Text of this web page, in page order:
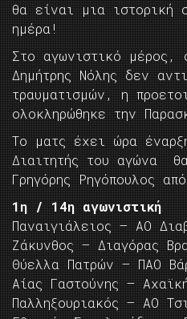
θα είναι μια ιστορική
ημέρα!
Στο αγωνιστικό μέρος,
Δημήτρης Νόλης δεν
τραυματισμών, η
ολοκληρώθηκε την
Το ματς έχει ώρα
Διαιτητής του αγώνα
Γρηγόρης Ρηγόπουλος
1η / 14η αγωνιστική
Παναιγιάλειος – ΑΟ
Ζάκυνθος – Διαγόρας
Θύελλα Πατρών – ΠΑΟ
Αίας Γαστούνης –
Παλληξουριακός – ΑΟ